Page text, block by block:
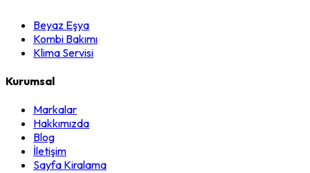
Beyaz Eşya
Kombi Bakımı
Klima Servisi
Kurumsal
Markalar
Hakkımızda
Blog
İletişim
Sayfa Kiralama